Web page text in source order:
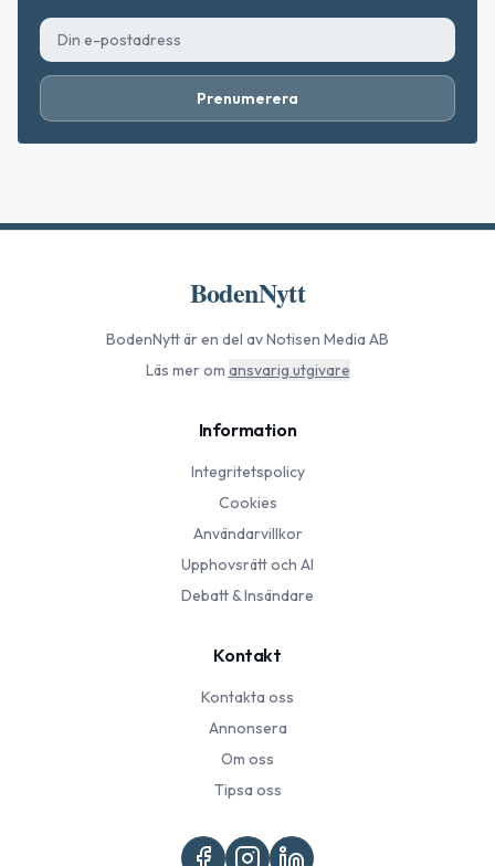
Prenumerera
BodenNytt
BodenNyttär en del av Notisen Media AB
Läs mer om ansvarig utgivare
Information
Integritetspolicy
Cookies
Användarvillkor
Upphovsrätt och AI
Debatt & Insändare
Kontakt
Kontakta oss
Annonsera
Om oss
Tipsa oss